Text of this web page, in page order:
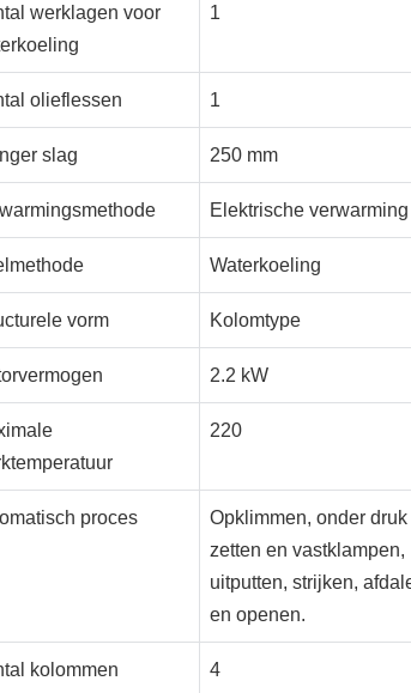
werklagen voor
1
olieflessen 1
slag 250 mm
Elektrische verwarming
Waterkoeling
vorm Kolomtype
2.2 kW
220
proces
Opklimmen, onder druk
zetten en vastklampen,
uitputten, strijken,
en openen.
kolommen 4